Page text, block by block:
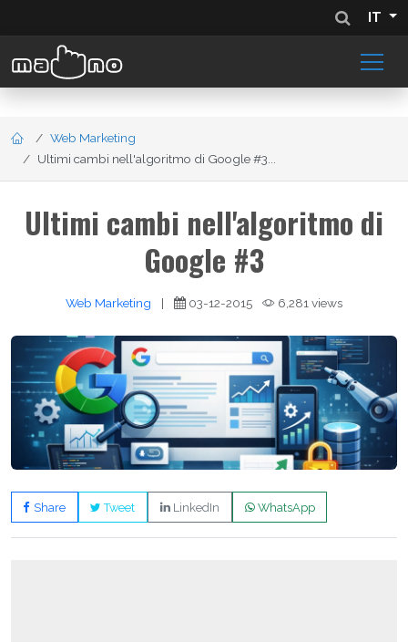
IT
Web Marketing
Ultimi cambi nell'algoritmo di Google #3...
Ultimi cambi nell'algoritmo di
Google #3
Web Marketing | 03-12-2015 6,281 views
Share Tweet LinkedIn WhatsApp